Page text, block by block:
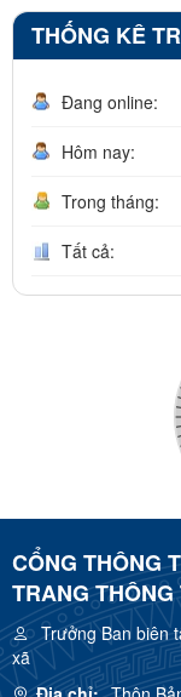
THỐNG KÊ
Đang online:
Hôm nay:
Trong tháng:
Tất cả:
CỔNG THÔNG
TRANG
Trưởng Ban biên
xã